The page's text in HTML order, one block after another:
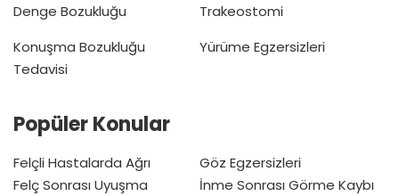
Denge Bozukluğu
Trakeostomi
Konuşma Bozukluğu
Tedavisi
Yürüme Egzersizleri
Popüler Konular
Felçli Hastalarda Ağrı
Felç Sonrası Uyuşma
Göz Egzersizleri
İnme Sonrası Görme Kaybı